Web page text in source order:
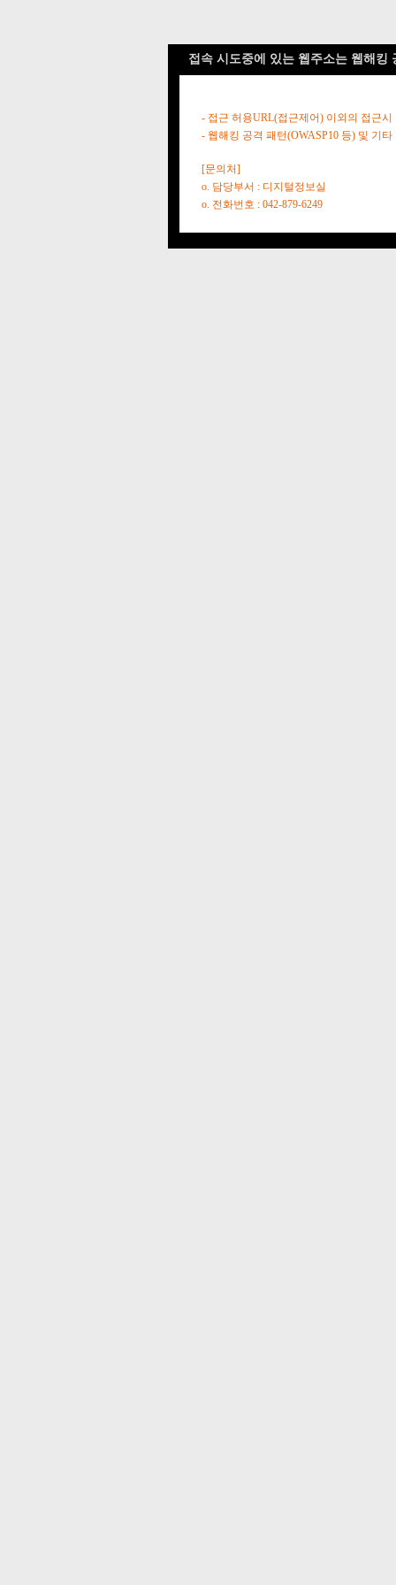
접속 시도중에 있는 웹주소는 웹해킹
- 접근 허용URL(접근제어) 이외의 접근시
- 웹해킹 공격 패턴(OWASP10 등) 및 기
[문의처]
o. 담당부서 : 디지털정보실
o. 전화번호 : 042-879-6249